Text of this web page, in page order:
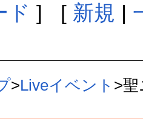
ド ] [ 新規 |
>Liveイベント >